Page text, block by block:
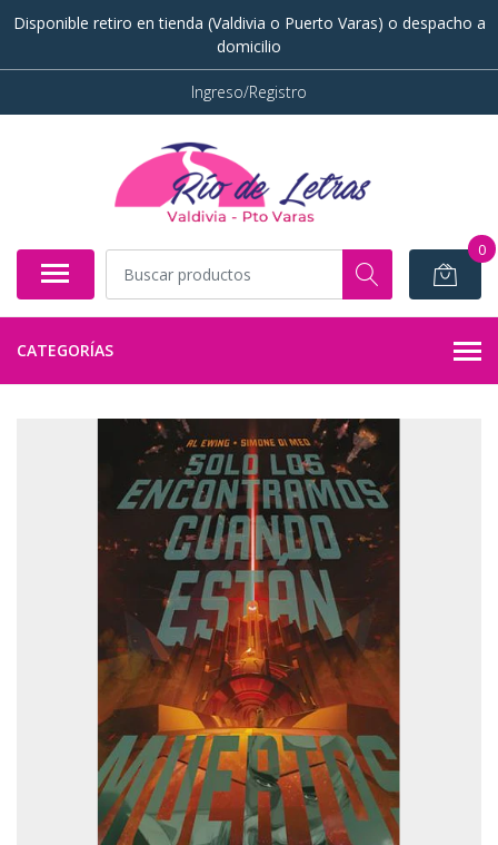
Disponible retiro en tienda (Valdivia o Puerto Varas) o despacho a
domicilio
Ingreso/Registro
0
CATEGORÍAS